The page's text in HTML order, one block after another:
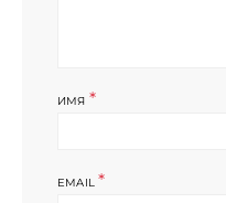
ИМЯ *
EMAIL*